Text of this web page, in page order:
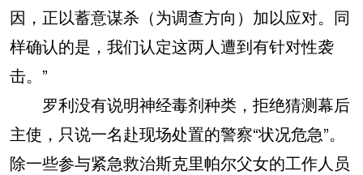
因，正以蓄意谋杀（为调查方向）加以应对。同
样确认的是，我们认定这两人遭到有针对性袭
击。”
罗利没有说明神经毒剂种类，拒绝猜测幕后
主使，只说一名赴现场处置的警察“状况危急”。
除一些参与紧急救治斯克里帕尔父女的工作人员